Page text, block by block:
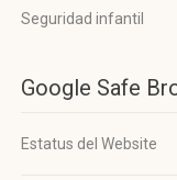
Seguridad infantil
Google Safe
Estatus del Website